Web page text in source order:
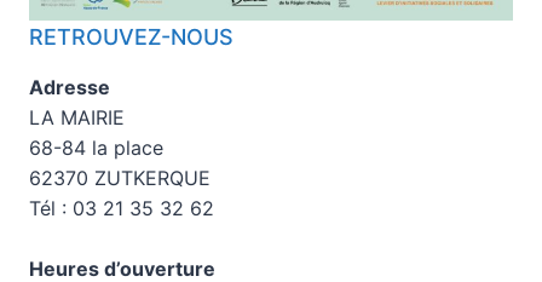
RETROUVEZ-NOUS
Adresse
LA MAIRIE
68-84 la place
62370 ZUTKERQUE
Tél : 03 21 35 32 62
Heures d’ouverture